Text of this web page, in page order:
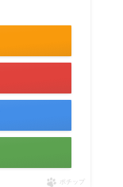
ポチップ